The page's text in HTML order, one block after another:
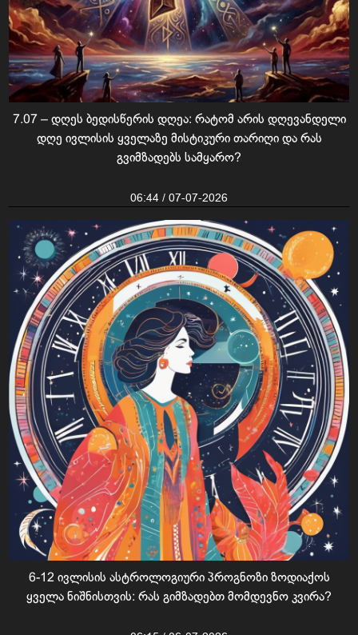
7.07 – დღეს ბედისწერის დღეა: რატომ არის დღევანდელი
დღე ივლისის ყველაზე მისტიკური თარიღი და რას
გვიმზადებს სამყარო?
06:44 / 07-07-2026
6-12 ივლისის ასტროლოგიური პროგნოზი ზოდიაქოს
ყველა ნიშნისთვის: რას გიმზადებთ მომდევნო კვირა?